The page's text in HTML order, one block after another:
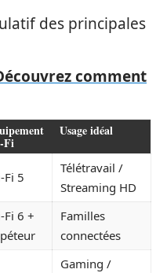
des principales
comment
Fi
Usage idéal
Fi 5
Télétravail /
Streaming HD
Fi 6 +
Familles
connectées
Gaming /